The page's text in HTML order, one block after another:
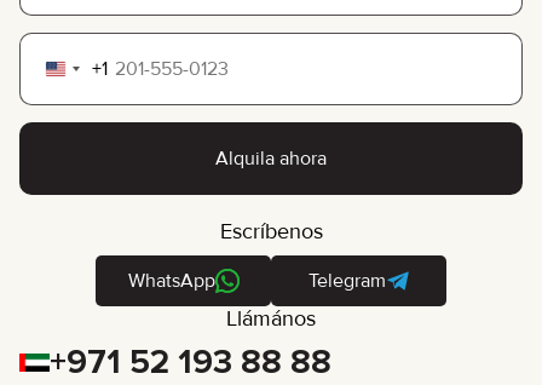
United
States
+1
Alquila ahora
Escríbenos
WhatsApp Telegram
Llámános
+971 52 193 88 88